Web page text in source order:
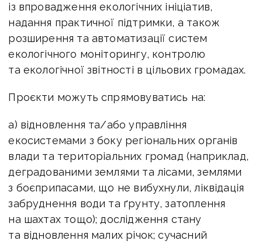
із впровадження екологічних ініціатив,
надання практичної підтримки, а також
розширення та автоматизації систем
екологічного моніторингу, контролю
та екологічної звітності в цільових громадах.
Проєкти можуть спрямовуватись на:
а) відновлення та/або управління
екосистемами з боку регіональних органів
влади та територіальних громад (наприклад,
деградованими землями та лісами, землями
з боєприпасами, що не вибухнули, ліквідація
забруднення води та ґрунту, затоплення
на шахтах тощо); дослідження стану
та відновлення малих річок; сучасний